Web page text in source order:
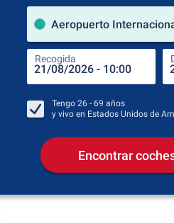
Recogida
Tengo 26 - 69 años
y vivo en Estados Unidos de
Encontrar